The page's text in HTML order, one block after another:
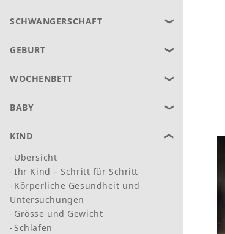
SCHWANGERSCHAFT
GEBURT
WOCHENBETT
BABY
KIND
Übersicht
Ihr Kind – Schritt für Schritt
Körperliche Gesundheit und
Untersuchungen
Grösse und Gewicht
Schlafen